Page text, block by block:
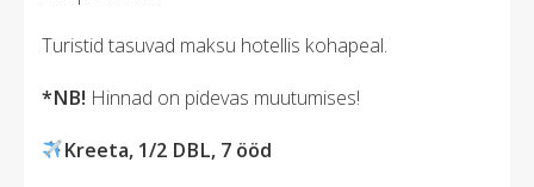
Turistid tasuvad maksu hotellis kohapeal.
*NB! Hinnad on pidevas muutumises!
Kreeta, 1/2 DBL, 7 ööd